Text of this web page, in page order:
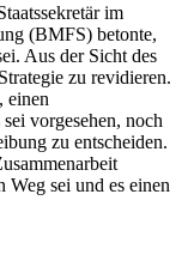
im
(BMFS) betonte,
Aus der Sicht des
zu revidieren.
einen
vorgesehen, noch
zu entscheiden.
Weg sei und es einen